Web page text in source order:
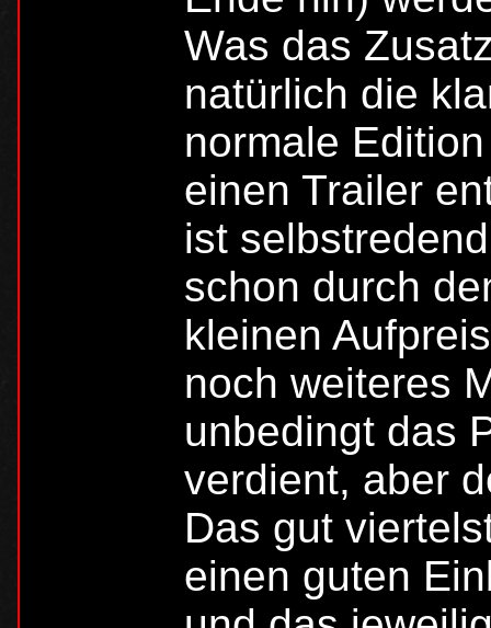
Was das
natürlich die
normale
einen Trailer
ist
schon durch
kleinen
noch weiteres
unbedingt das
verdient, aber
Das gut
einen guten